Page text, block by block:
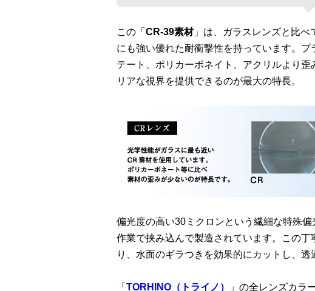
この「 CR-39素材」は、ガラスレンズと比べ
にも強い優れた耐衝撃性を持っています。
テート、ポリカーボネイト、アクリルより
リアな視界を提供できるのが最大の特長。
偏光度の高い30ミクロンという繊細な特殊
作業で挟み込んで製造されています。この
り、水面のギラつきを効果的にカットし、透
「 TORHINO（トライノ） 」の全レンズカラ